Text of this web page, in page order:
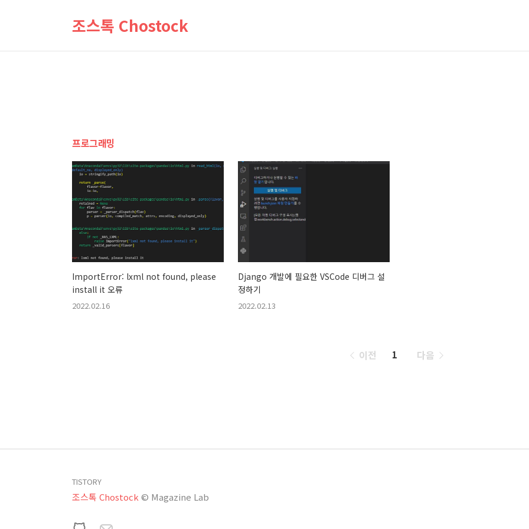
조스톡 Chostock
프로그래밍
ImportError: lxml not found, please
install it 오류
2022.02.16
Django 개발에 필요한 VSCode 디버그 설
정하기
2022.02.13
페
이전 1 다음
TISTORY
조스톡 Chostock © Magazine Lab